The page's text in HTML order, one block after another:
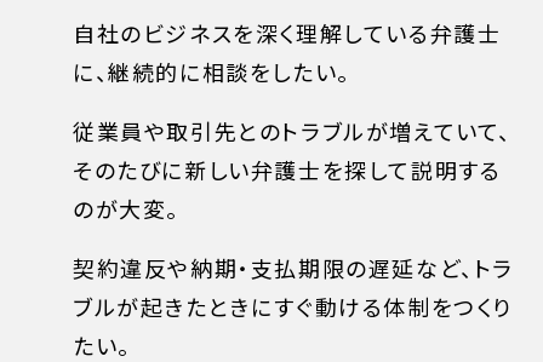
自社のビジネスを深く理解している弁護士
に、継続的に相談をしたい。
従業員や取引先とのトラブルが増えていて、
そのたびに新しい弁護士を探して説明する
のが大変。
契約違反や納期・支払期限の遅延など、トラ
ブルが起きたときにすぐ動ける体制をつくり
たい。